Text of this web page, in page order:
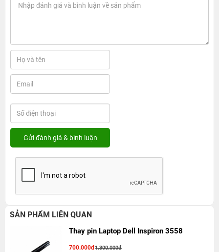
SẢN PHẨM LIÊN QUAN
Thay pin Laptop Dell Inspiron 3558
700.000đ1.300.000đ